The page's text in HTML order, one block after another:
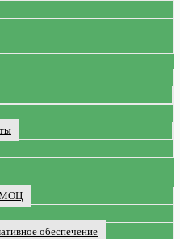
МОЦ
обеспечение